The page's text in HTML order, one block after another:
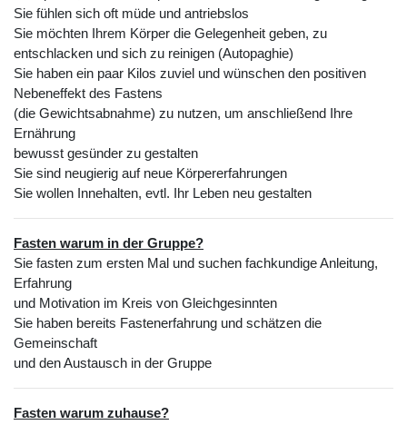
Sie fühlen sich oft müde und antriebslos
Sie möchten Ihrem Körper die Gelegenheit geben, zu
entschlacken und sich zu reinigen (Autopaghie)
Sie haben ein paar Kilos zuviel und wünschen den positiven
Nebeneffekt des Fastens
(die Gewichtsabnahme) zu nutzen, um anschließend Ihre
Ernährung
bewusst gesünder zu gestalten
Sie sind neugierig auf neue Körpererfahrungen
Sie wollen Innehalten, evtl. Ihr Leben neu gestalten
Fasten warum in der Gruppe?
Sie fasten zum ersten Mal und suchen fachkundige Anleitung,
Erfahrung
und Motivation im Kreis von Gleichgesinnten
Sie haben bereits Fastenerfahrung und schätzen die
Gemeinschaft
und den Austausch in der Gruppe
Fasten warum zuhause?